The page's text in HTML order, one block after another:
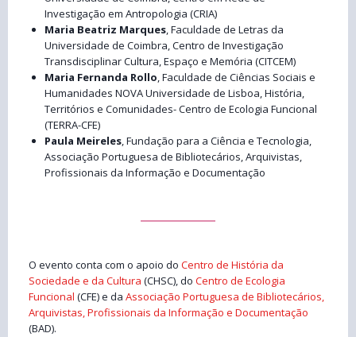
Investigação em Antropologia (CRIA)
Maria Beatriz Marques, Faculdade de Letras da
Universidade de Coimbra, Centro de Investigação
Transdisciplinar Cultura, Espaço e Memória (CITCEM)
Maria Fernanda Rollo , Faculdade de Ciências Sociais e
Humanidades NOVA Universidade de Lisboa, História,
Territórios e Comunidades- Centro de Ecologia Funcional
(TERRA-CFE)
Paula Meireles, Fundação para a Ciência e Tecnologia,
Associação Portuguesa de Bibliotecários, Arquivistas,
Profissionais da Informação e Documentação
O evento conta com o apoio do Centro de História da
Sociedade e da Cultura (CHSC), do Centro de Ecologia
Funcional (CFE) e da Associação Portuguesa de Bibliotecários,
Arquivistas, Profissionais da Informação e Documentação
(BAD).